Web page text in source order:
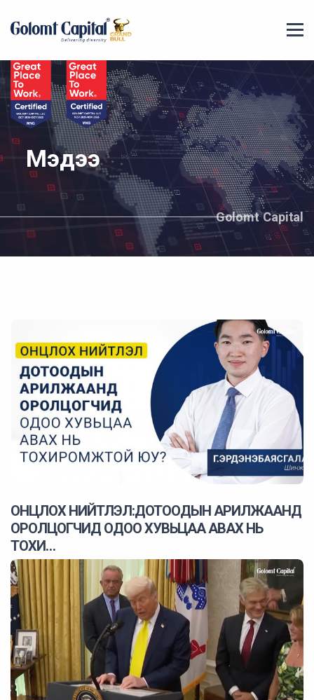
Golomt Capital
Мэдээ
ОНЦЛОХ НИЙТЛЭЛ:ДОТООДЫН АРИЛЖААНД
ОРОЛЦОГЧИД ОДОО ХУВЬЦАА АВАХ НЬ
ТОХИ…
2025 оны 04 сарын 23 0